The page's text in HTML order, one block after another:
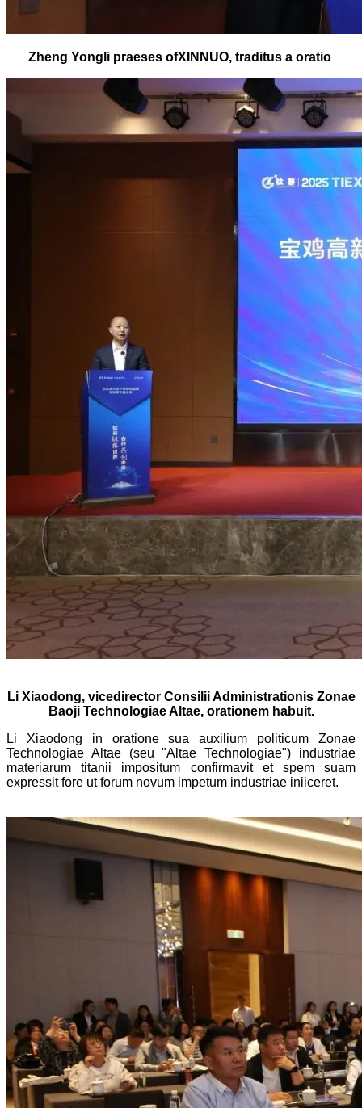
Zheng Yongli praeses ofXINNUO, traditus a oratio
Li Xiaodong, vicedirector Consilii Administrationis Zonae
Baoji Technologiae Altae, orationem habuit.
Li Xiaodong in oratione sua auxilium politicum Zonae
Technologiae Altae (seu "Altae Technologiae") industriae
materiarum titanii impositum confirmavit et spem suam
expressit fore ut forum novum impetum industriae iniiceret.